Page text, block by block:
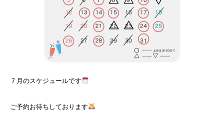
７月のスケジュールです
ご予約お待ちしております